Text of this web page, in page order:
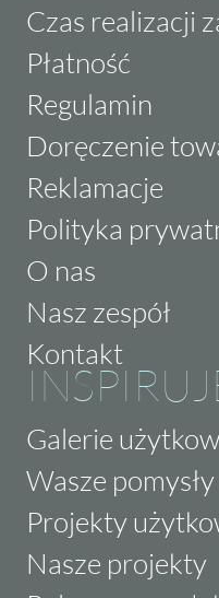
Czas realizacji
Płatność
Regulamin
Doręczenie
Reklamacje
Polityka
O nas
Nasz zespół
Kontakt
Galerie
Wasze pomysły
Projekty
Nasze projekty